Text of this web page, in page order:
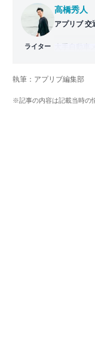
ライター
高橋秀人
アプリブ 交
大手自動車
旅をスター
現在はア
までにレ
執筆：アプリブ編集部
※記事の内容は記載当時の